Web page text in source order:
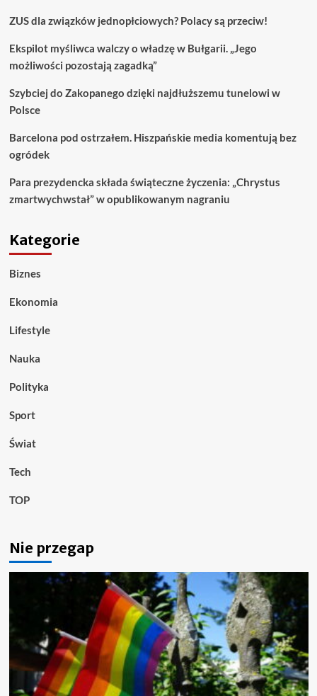
ZUS dla związków jednopłciowych? Polacy są przeciw!
Ekspilot myśliwca walczy o władzę w Bułgarii. „Jego
możliwości pozostają zagadką”
Szybciej do Zakopanego dzięki najdłuższemu tunelowi w
Polsce
Barcelona pod ostrzałem. Hiszpańskie media komentują bez
ogródek
Para prezydencka składa świąteczne życzenia: „Chrystus
zmartwychwstał” w opublikowanym nagraniu
Kategorie
Biznes
Ekonomia
Lifestyle
Nauka
Polityka
Sport
Świat
Tech
TOP
Nie przegap